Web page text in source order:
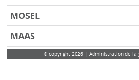
MOSEL
MAAS
© copyright 2026 | Administration de la